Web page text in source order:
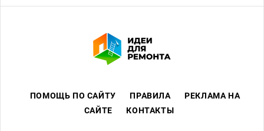
ПОМОЩЬ ПО САЙТУ ПРАВИЛА
РЕКЛАМА НА
САЙТЕ
КОНТАКТЫ